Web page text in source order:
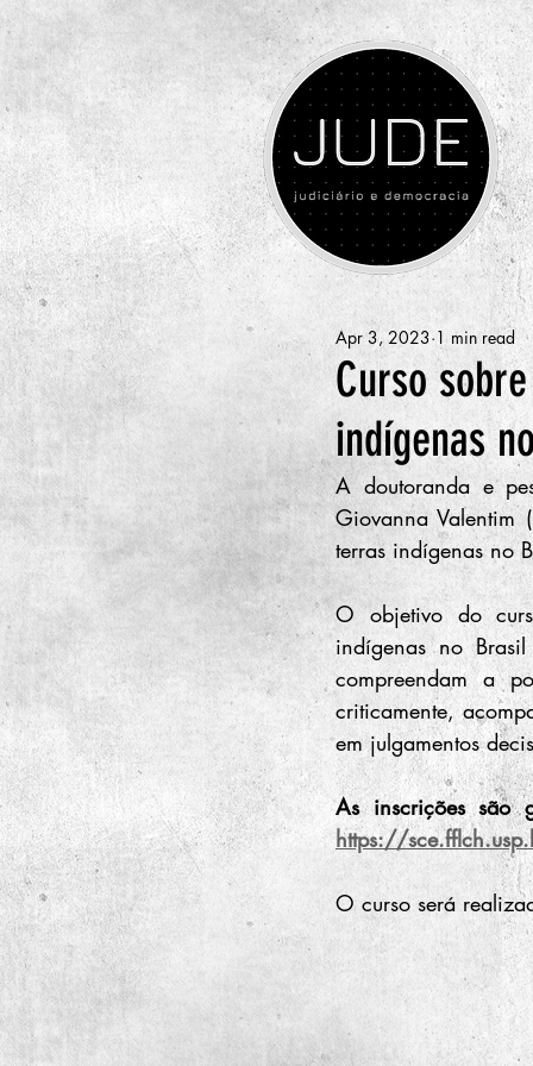
Curso
indígenas
Apr 3, 2023 1 min read
A doutoranda e
Giovanna Valentim
terras indígenas no
O objetivo do
indígenas no
compreendam a
criticamente,
em julgamentos
https://
O curso será